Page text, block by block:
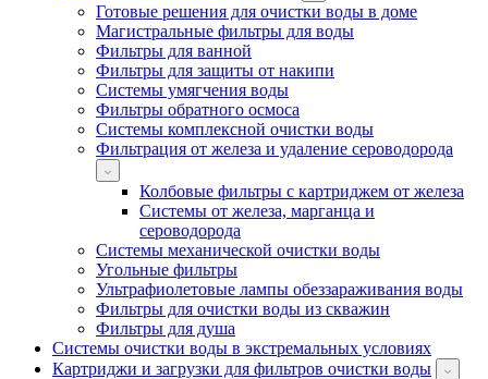
Готовые решения для очистки воды в доме
Магистральные фильтры для воды
Фильтры для ванной
Фильтры для защиты от накипи
Системы умягчения воды
Фильтры обратного осмоса
Системы комплексной очистки воды
Фильтрация от железа и удаление сероводорода
Колбовые фильтры с картриджем от железа
Системы от железа, марганца и
сероводорода
Системы механической очистки воды
Угольные фильтры
Ультрафиолетовые лампы обеззараживания воды
Фильтры для очистки воды из скважин
Фильтры для душа
Системы очистки воды в экстремальных условиях
Картриджи и загрузки для фильтров очистки воды